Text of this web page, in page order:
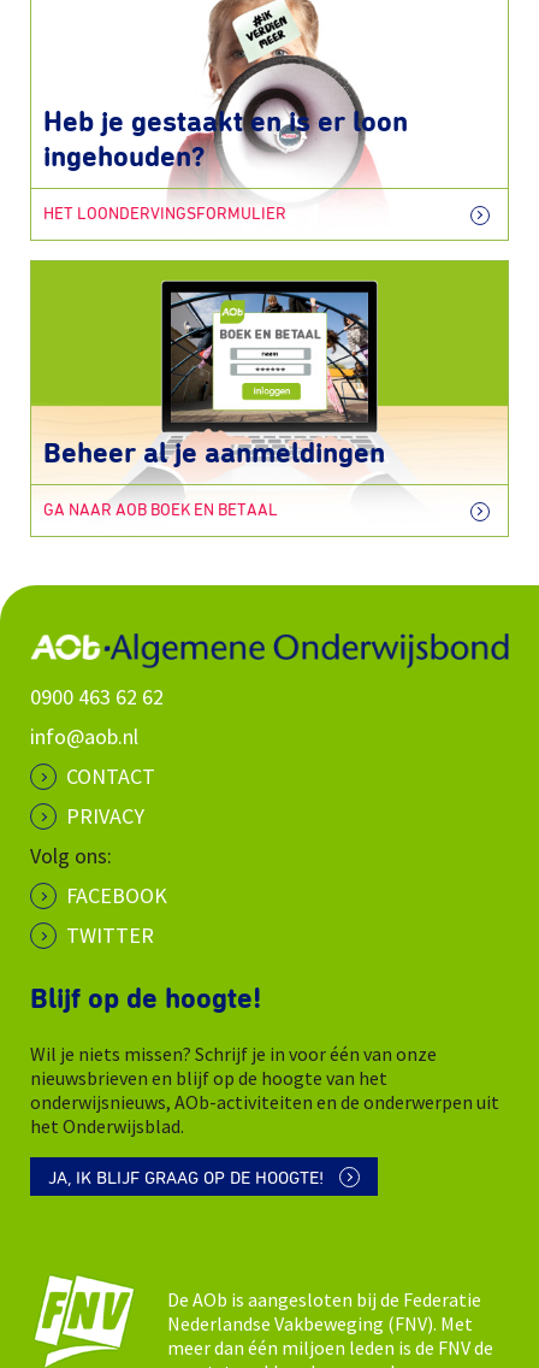
Heb je gestaakt en is er loon
ingehouden?
HET LOONDERVINGSFORMULIER
Beheer al je aanmeldingen
GA NAAR AOB BOEK EN BETAAL
0900 463 62 62
info@aob.nl
CONTACT
PRIVACY
Volg ons:
FACEBOOK
TWITTER
Blijf op de hoogte!
Wil je niets missen? Schrijf je in voor één van onze
nieuwsbrieven en blijf op de hoogte van het
onderwijsnieuws, AOb-activiteiten en de onderwerpen uit
het Onderwijsblad.
JA, IK BLIJF GRAAG OP DE HOOGTE!
De AOb is aangesloten bij de Federatie
Nederlandse Vakbeweging (FNV). Met
meer dan één miljoen leden is de FNV de